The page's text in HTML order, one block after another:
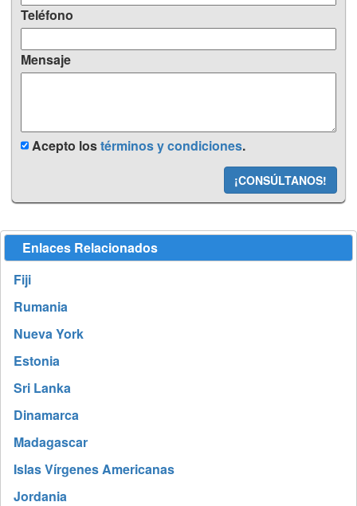
Teléfono
Mensaje
Acepto lostérminos y condiciones.
¡CONSÚLTANOS!
Enlaces Relacionados
Fiji
Rumania
Nueva York
Estonia
Sri Lanka
Dinamarca
Madagascar
Islas Vírgenes Americanas
Jordania